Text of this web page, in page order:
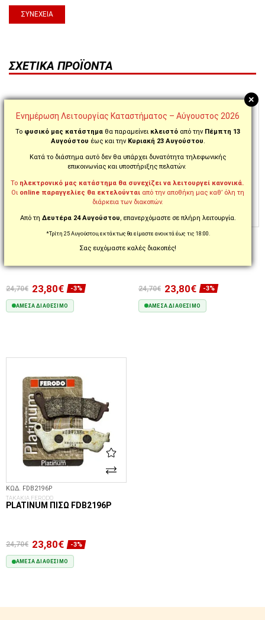
ΣΥΝΈΧΕΙΑ
ΣΧΕΤΙΚΆ ΠΡΟΪΌΝΤΑ
ΚΩΔ. FDB2196P
PLATINUM ΜΠΡΟΣΤΆ
24,70€ 23,80€ -3%
ΆΜΕΣΑ ΔΙΑΘΈΣΙΜΟ
ΚΩΔ. FDB2075P
PLATINUM ΠΊΣΩ FDB2075P
24,70€ 23,80€ -3%
ΆΜΕΣΑ ΔΙΑΘΈΣΙΜΟ
ΚΩΔ. FDB2196P
ΤΑΚΑΚΙΑ FERODO
PLATINUM ΠΊΣΩ FDB2196P
24,70€ 23,80€ -3%
ΆΜΕΣΑ ΔΙΑΘΈΣΙΜΟ
+
Ενημέρωση Λειτουργίας Καταστήματος – Αύγουστος 2026
Το φυσικό μας κατάστημα θα παραμείνει κλειστό από την Πέμπτη 13
Αυγούστου έως και τηνΚυριακή 23 Αυγούστου.
Κατά το διάστημα αυτό δεν θα υπάρχει δυνατότητα τηλεφωνικής
επικοινωνίας και υποστήριξης πελατών.
Το ηλεκτρονικό μας κατάστημα θα συνεχίζει να λειτουργεί κανονικά.
Οι online παραγγελίες θα εκτελούνται από την αποθήκη μας καθ’ όλη τη
διάρκεια των διακοπών.
Από τη Δευτέρα 24 Αυγούστου, επανερχόμαστε σε πλήρη λειτουργία.
*Τρίτη 25 Αυγούστου, εκτάκτως θα είμαστε ανοικτά έως τις 18:00.
Σας ευχόμαστε καλές διακοπές!